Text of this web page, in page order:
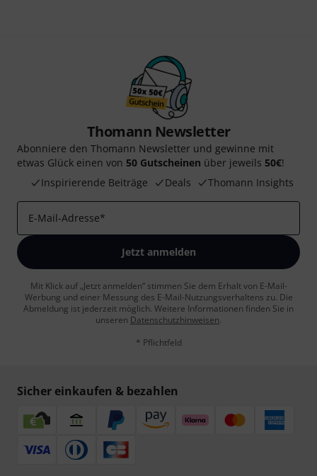
Thomann Newsletter
Abonniere den Thomann Newsletter und gewinne mit
etwas Glück einen von 50 Gutscheinen über jeweils 50€!
Inspirierende Beiträge
Deals Thomann Insights
E-Mail-Adresse*
Jetzt anmelden
Mit Klick auf „Jetzt anmelden“ stimmen Sie dem Erhalt von E-Mail-
Werbung und einer Messung des E-Mail-Nutzungsverhaltens zu. Die
Abmeldung ist jederzeit möglich. Weitere Informationen finden Sie in
unseren Datenschutzhinweisen.
* Pflichtfeld
Sicher einkaufen & bezahlen